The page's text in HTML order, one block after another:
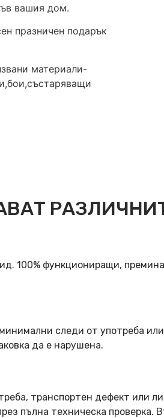
вашия дом.
празничен подарък
материали-
100% функциониращи,
следи от употреба
да е нарушена.
транспортен дефект или
пълна техническа проверка.